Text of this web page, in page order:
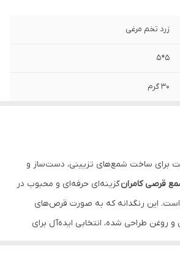
زرد تخم مرغی
۵*۵
۳۰ گرم
برای ساخت شمع‌های تزیینی، دست‌ساز و
قرصی کامرانگزینه‌ای حرفه‌ای و محبوب در
این رنگدانه که به صورت قرص‌های
و روغن طراحی شده، انتخابی ایده‌آل برای